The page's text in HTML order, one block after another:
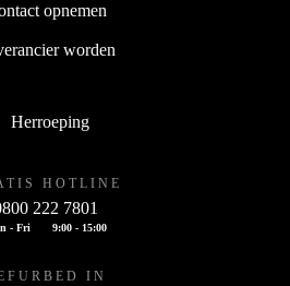
opnemen
worden
Herroeping
HOTLINE
222 7801
- Fri 9:00 - 15:00
IN